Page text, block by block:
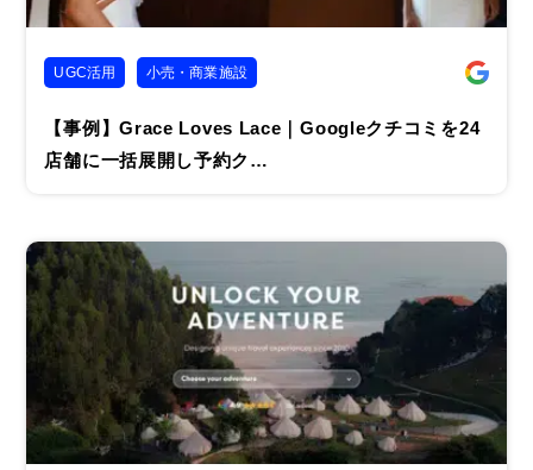
UGC活用 小売・商業施設
【事例】Grace Loves Lace｜Googleクチコミを24
店舗に一括展開し予約ク…